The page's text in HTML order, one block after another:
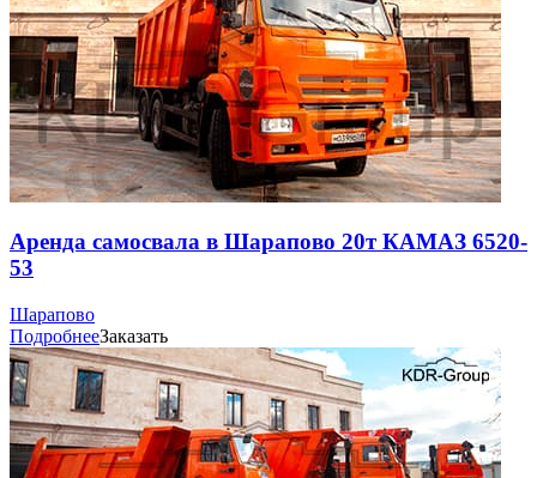
Аренда самосвала в Шарапово 20т КАМАЗ 6520-
53
Шарапово
ПодробнееЗаказать